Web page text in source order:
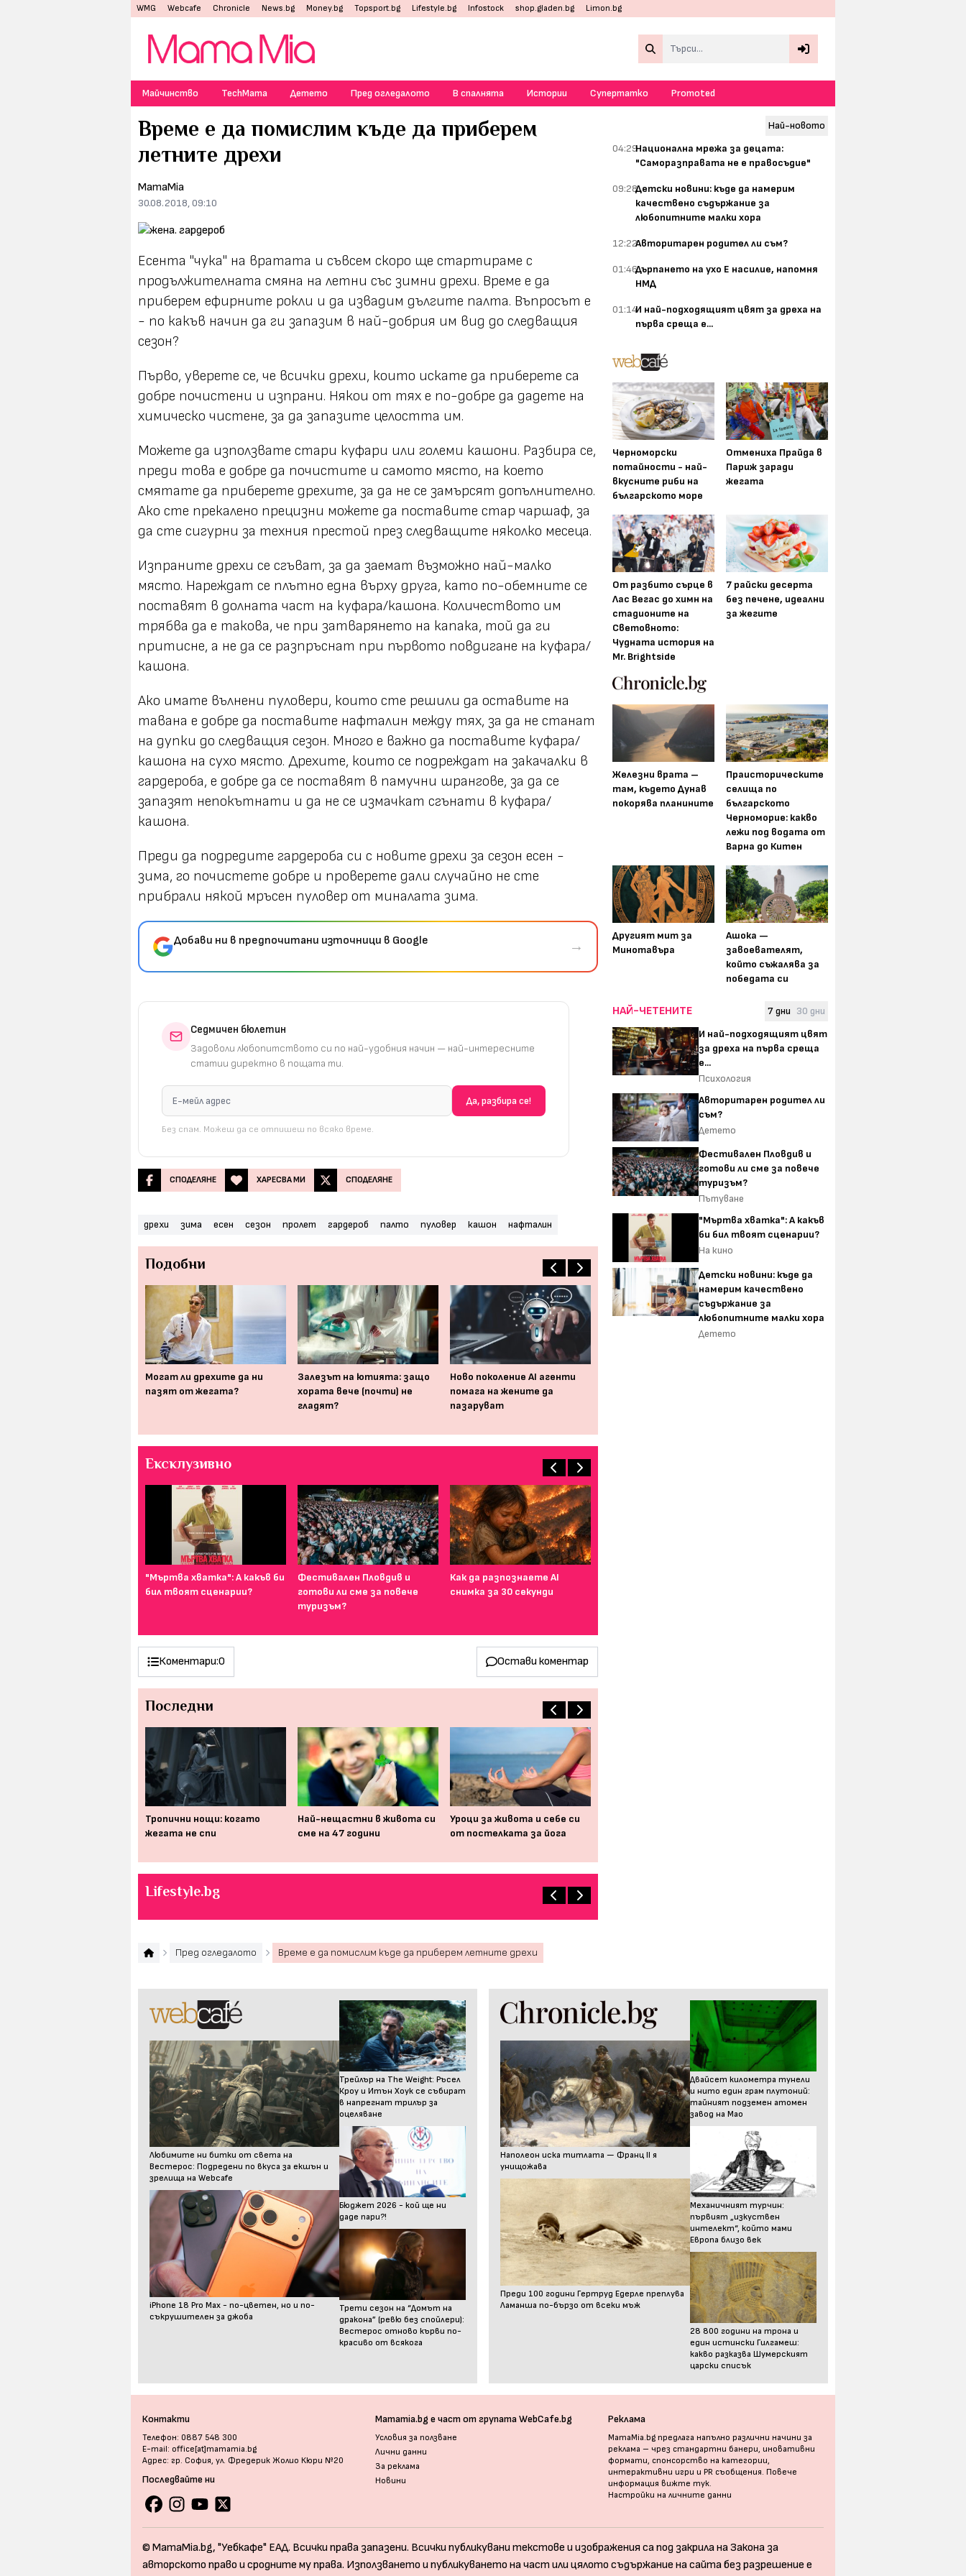
WMG Webcafe Chronicle News.bg Money.bg Topsport.bg Lifestyle.bg Infostock shop.gladen.bg Limon.bg
Майчинство TechMama Детето Пред огледалото В спалнята Истории Супертатко Promoted
Време е да помислим къде да приберем
летните дрехи
MamaMia
30.08.2018, 09:10
Есента "чука" на вратата и съвсем скоро ще стартираме с
продължителната смяна на летни със зимни дрехи. Време е да
приберем ефирните рокли и да извадим дългите палта. Въпросът е
- по какъв начин да ги запазим в най-добрия им вид до следващия
сезон?
Първо, уверете се, че всички дрехи, които искате да приберете са
добре почистени и изпрани. Някои от тях е по-добре да дадете на
химическо чистене, за да запазите целостта им.
Можете да използвате стари куфари или големи кашони. Разбира се,
преди това е добре да почистите и самото място, на което
смятате да приберете дрехите, за да не се замърсят допълнително.
Ако сте прекалено прецизни можете да поставите стар чаршаф, за
да сте сигурни за техния престой през следващите няколко месеца.
Изпраните дрехи се сгъват, за да заемат възможно най-малко
място. Нареждат се плътно една върху друга, като по-обемните се
поставят в долната част на куфара/кашона. Количеството им
трябва да е такова, че при затварянето на капака, той да ги
притисне, а не да се разпръснат при първото повдигане на куфара/
кашона.
Ако имате вълнени пуловери, които сте решили да оставите на
тавана е добре да поставите нафталин между тях, за да не станат
на дупки до следващия сезон. Много е важно да поставите куфара/
кашона на сухо място. Дрехите, които се подреждат на закачалки в
гардероба, е добре да се поставят в памучни шрангове, за да се
запазят непокътнати и да не се измачкат сгънати в куфара/
кашона.
Преди да подредите гардероба си с новите дрехи за сезон есен -
зима, го почистете добре и проверете дали случайно не сте
прибрали някой мръсен пуловер от миналата зима.
Добави ни в предпочитани източници в Google →
Седмичен бюлетин
Задоволи любопитството си по най-удобния начин — най-интересните
статии директно в пощата ти.
Без спам. Можеш да се отпишеш по всяко време.
СПОДЕЛЯНЕ ХАРЕСВА МИ СПОДЕЛЯНЕ
дрехи зима есен сезон пролет гардероб палто пуловер кашон нафталин
Подобни
Могат ли дрехите да ни
пазят от жегата?
Залезът на ютията: защо
хората вече (почти) не
гладят?
Ново поколение AI агенти
помага на жените да
пазаруват
Ексклузивно
"Мъртва хватка": А какъв би
бил твоят сценарии?
Фестивален Пловдив и
готови ли сме за повече
туризъм?
Как да разпознаете AI
снимка за 30 секунди
Коментари:0 Остави коментар
Последни
Тропични нощи: когато
жегата не спи
Най-нещастни в живота си
сме на 47 години
Уроци за живота и себе си
от постелката за йога
Lifestyle.bg
Пред огледалото Време е да помислим къде да приберем летните дрехи
Най-новото
04:29Национална мрежа за децата:
"Саморазправата не е правосъдие"
09:28Детски новини: къде да намерим
качествено съдържание за
любопитните малки хора
12:22Авторитарен родител ли съм?
01:46Дърпането на ухо Е насилие, напомня
НМД
01:14И най-подходящият цвят за дреха на
първа среща е...
Черноморски
потайности - най-
вкусните риби на
българското море
Отмениха Прайда в
Париж заради
жегата
От разбито сърце в
Лас Вегас до химн на
стадионите на
Световното:
Чудната история на
Mr. Brightside
7 райски десерта
без печене, идеални
за жегите
Железни врата –
там, където Дунав
покорява планините
Праисторическите
селища по
българското
Черноморие: какво
лежи под водата от
Варна до Китен
Другият мит за
Минотавъра
Ашока —
завоевателят,
който съжалява за
победата си
НАЙ-ЧЕТЕНИТЕ 7 дни 30 дни
И най-подходящият цвят
за дреха на първа среща
е...
Психология
Авторитарен родител ли
съм?
Детето
Фестивален Пловдив и
готови ли сме за повече
туризъм?
Пътуване
"Мъртва хватка": А какъв
би бил твоят сценарии?
На кино
Детски новини: къде да
намерим качествено
съдържание за
любопитните малки хора
Детето
Любимите ни битки от света на
Вестерос: Подредени по вкуса за екшън и
зрелища на Webcafe
iPhone 18 Pro Max - по-цветен, но и по-
съкрушителен за джоба
Трейлър на The Weight: Ръсел
Кроу и Итън Хоук се събират
в напрегнат трилър за
оцеляване
Бюджет 2026 - кой ще ни
даде пари?!
Трети сезон на “Домът на
дракона” (ревю без спойлери):
Вестерос отново кърви по-
красиво от всякога
Наполеон иска титлата — Франц II я
унищожава
Преди 100 години Гертруд Едерле преплува
Ламанша по-бързо от всеки мъж
Двайсет километра тунели
и нито един грам плутоний:
тайният подземен атомен
завод на Мао
Механичният турчин:
първият „изкуствен
интелект“, който мами
Европа близо век
28 800 години на трона и
един истински Гилгамеш:
какво разказва Шумерският
царски списък
Контакти
Телефон: 0887 548 300
E-mail: office[at]mamamia.bg
Адрес: гр. София, ул. Фредерик Жолио Кюри №20
Последвайте ни
Mamamia.bg е част от групата WebCafe.bg
Условия за ползване
Лични данни
За реклама
Новини
Реклама
MamaMia.bg предлага напълно различни начини за
реклама – чрез стандартни банери, иновативни
формати, спонсорство на категории,
интерактивни игри и PR съобщения. Повече
информация вижте тук.
Настройки на личните данни
© MamaMia.bg, "Уебкафе" ЕАД. Всички права запазени. Всички публикувани текстове и изображения са под закрила на Закона за
авторското право и сродните му права. Използването и публикуването на част или цялото съдържание на сайта без разрешение е